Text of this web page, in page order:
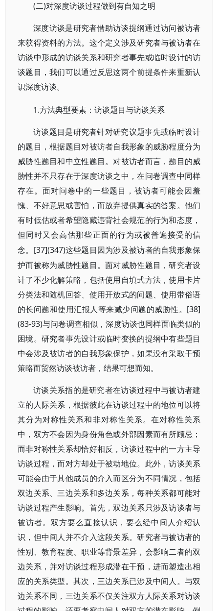
(二)对深度访谈过程做到有自知之明
深度访谈是研究者借助访谈提纲通过访问被访者
来获得资料的方法。这个定义涉及研究者与被访者在
访谈中形成的访谈关系和研究者事先或临时设计的访
谈题目，我们可以通过反思这两个前提条件来重新认
识深度访谈。
1.方法典型要素：访谈题目与访谈关系
访谈题目是研究者针对研究议题事先或临时设计
的题目，根据题目对被访者自我形象的威胁程度分为
威胁性题目和中立性题目。对被访者而言，题目的威
胁性并不只存在于深度访谈之中，在问卷调查中同样
存在。面对问卷中的一些题目，被访者可能会因羞
愧、不好意思或害怕，而放弃提供真实的答案。他们
有时低估或者希望隐藏违背社会规范的行为和态度，
但同时又会高估那些正面的行为或被普遍接受的信
念。 [37](347)这些题目因为涉及被访者的自我形象保
护而被称为威胁性题目。面对威胁性题目，研究者设
计了不少化解策略，包括使用自填式方法，使用卡片
分类法和随机回答、使用开放式的问题、使用带俗语
的长问题和使用汇报人等来减少问题的威胁性。[38]
(83-93)与问卷调查相似，深度访谈也同样面临类似的
困境。研究者事先设计或临时变换的提纲中有些题目
中会涉及被访者的自我形象保护，如果没有采取干预
策略而贸然访谈被访者，结果可想而知。
访谈关系指的是研究者在访谈过程中与被访者建
立的人际关系，根据彼此在访谈过程中的地位可以将
其分为对称性关系和非对称性关系。在对称性关系
中，双方不会因为身份角色或外部因素而有所顾忌；
而非对称性关系却恰好相反，访谈过程中的一方主导
访谈过程，而对方却处于被动地位。此外，访谈关系
可能会由于其他成员的介入而区分为不同情况，包括
双边关系、三边关系和多边关系，每种关系都可能对
访谈过程产生影响。首先，双边关系只涉及访谈者与
被访者。双方要么直接认识，要么经中间人介绍认
识，但中间人并不介入这段关系。研究者与被访者的
性别、教育程度、职业等背景差异，会影响二者的双
边关系，并对访谈过程形成潜在干预，进而塑造出相
应的关系类型。其次，三边关系已涉及中间人。与双
边关系不同，三边关系不仅关注双方人际关系对访谈